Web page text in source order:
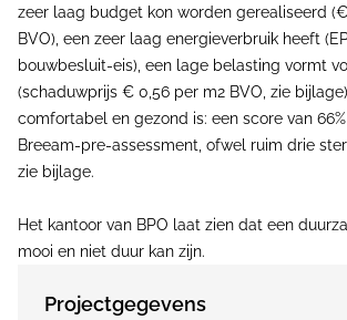
zeer laag budget kon worden gerealiseerd
BVO), een zeer laag energieverbruik heeft
bouwbesluit-eis), een lage belasting vormt
(schaduwprijs € 0,56 per m2 BVO, zie
comfortabel en gezond is: een score van
Breeam-pre-assessment, ofwel ruim drie
zie bijlage.
Het kantoor van BPO laat zien dat een
mooi en niet duur kan zijn.
Projectgegevens